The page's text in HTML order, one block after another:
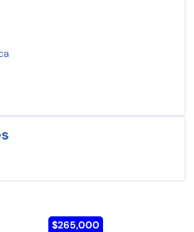
$265,000